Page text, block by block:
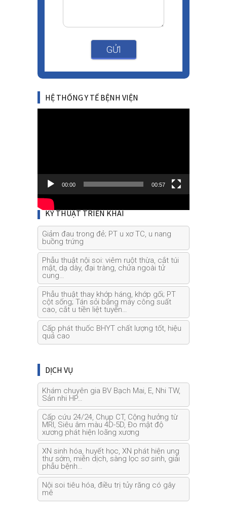
GỬI
HỆ THỐNG Y TẾ BỆNH VIỆN
00:00 00:57
KỸ THUẬT TRIỂN KHAI
Giảm đau trong đẻ; PT u xơ TC, u nang
buồng trứng
Phẫu thuật nội soi: viêm ruột thừa, cắt túi
mật, dạ dày, đại tràng, chửa ngoài tử
cung…
Phẫu thuật thay khớp háng, khớp gối; PT
cột sống; Tán sỏi bằng máy công suất
cao, cắt u tiền liệt tuyến…
Cấp phát thuốc BHYT chất lượng tốt, hiệu
quả cao
DỊCH VỤ
Khám chuyên gia BV Bạch Mai, E, Nhi TW,
Sản nhi HP…
Cấp cứu 24/24, Chụp CT, Cộng hưởng từ
MRI, Siêu âm màu 4D-5D, Đo mật độ
xương phát hiện loãng xương
XN sinh hóa, huyết học, XN phát hiện ung
thư sớm, miễn dịch, sàng lọc sơ sinh, giải
phẫu bệnh…
Nội soi tiêu hóa, điều trị tủy răng có gây
mê